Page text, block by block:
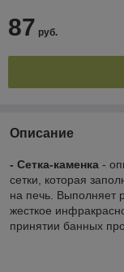
87 руб.
Описание
- Сетка-каменка -
сетки, которая
на печь. Выполняет
жесткое
принятии банных